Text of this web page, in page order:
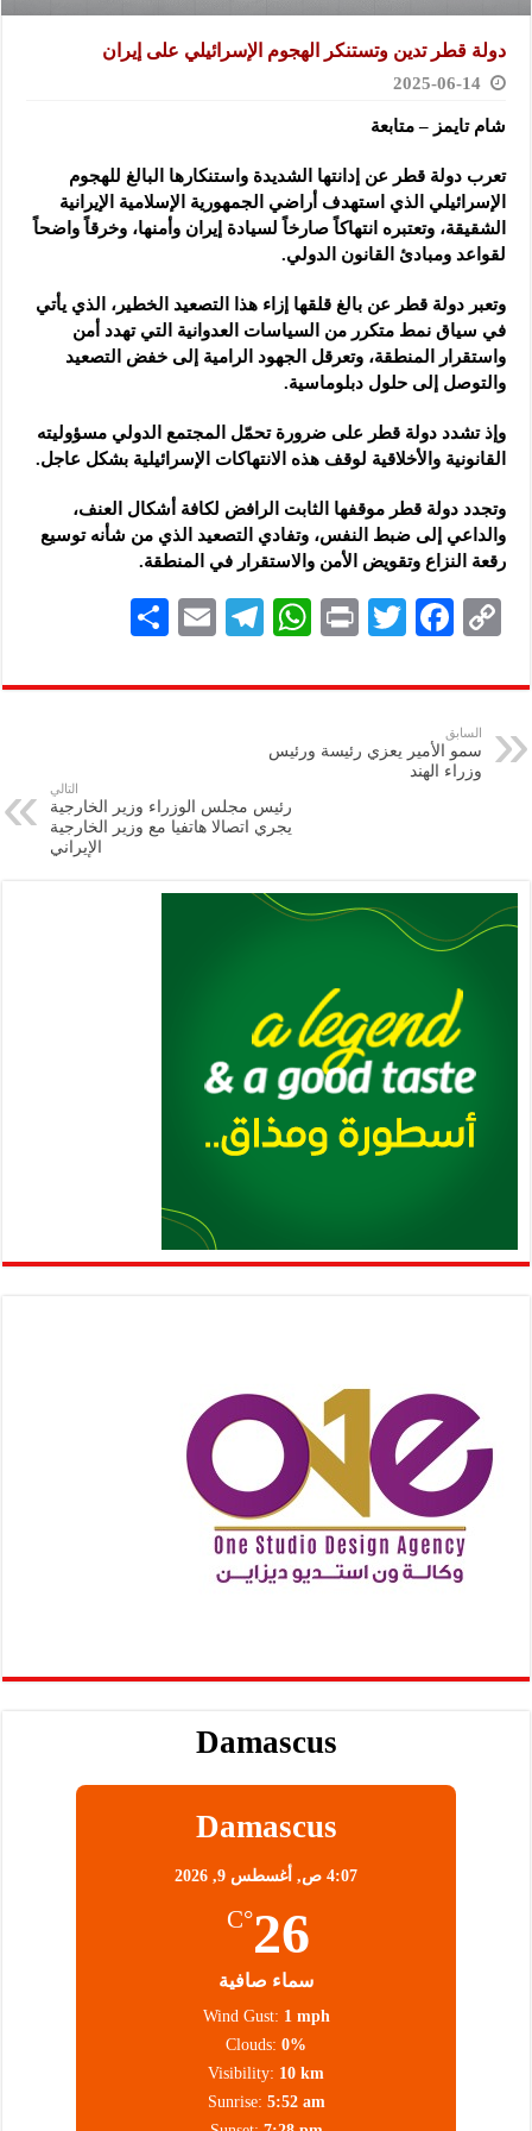
دولة قطر تدين وتستنكر الهجوم الإسرائيلي على إيران
2025-06-14
شام تايمز – متابعة
تعرب دولة قطر عن إدانتها الشديدة واستنكارها البالغ للهجوم
الإسرائيلي الذي استهدف أراضي الجمهورية الإسلامية الإيرانية
الشقيقة، وتعتبره انتهاكاً صارخاً لسيادة إيران وأمنها، وخرقاً واضحاً
لقواعد ومبادئ القانون الدولي.
وتعبر دولة قطر عن بالغ قلقها إزاء هذا التصعيد الخطير، الذي يأتي
في سياق نمط متكرر من السياسات العدوانية التي تهدد أمن
واستقرار المنطقة، وتعرقل الجهود الرامية إلى خفض التصعيد
والتوصل إلى حلول دبلوماسية.
وإذ تشدد دولة قطر على ضرورة تحمّل المجتمع الدولي مسؤوليته
القانونية والأخلاقية لوقف هذه الانتهاكات الإسرائيلية بشكل عاجل.
وتجدد دولة قطر موقفها الثابت الرافض لكافة أشكال العنف،
والداعي إلى ضبط النفس، وتفادي التصعيد الذي من شأنه توسيع
رقعة النزاع وتقويض الأمن والاستقرار في المنطقة.
C
p
y
Li
F
eb
k
T
tt
P
nt
W
at
A
p
p
Te
gr
E
ai
ar
السابق
سمو الأمير يعزي رئيسة ورئيس
وزراء الهند
التالي
رئيس مجلس الوزراء وزير الخارجية
يجري اتصالا هاتفيا مع وزير الخارجية
الإيراني
Damascus
Damascus
4:07 ص, أغسطس 9, 2026
26
°C
سماء صافية
Wind Gust: 1 mph
Clouds: 0%
Visibility: 10 km
Sunrise: 5:52 am